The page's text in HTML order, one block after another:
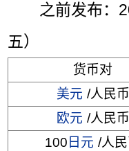
之前发布：
五）
货币对
美元 /人民币
欧元 /人民币
100 日元 /人